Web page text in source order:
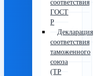
соответствия
ГОСТ
Р
Декларация
соответствия
таможенного
союза
(ТР